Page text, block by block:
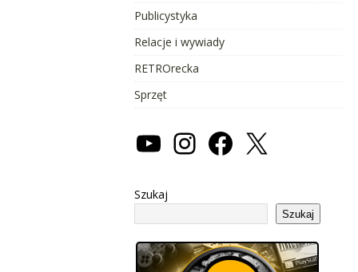
Publicystyka
Relacje i wywiady
RETROrecka
Sprzęt
Szukaj
Szukaj